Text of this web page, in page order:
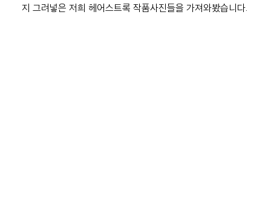
지 그려넣은 저희 헤어스트록 작품사진들을 가져와봤습니다.